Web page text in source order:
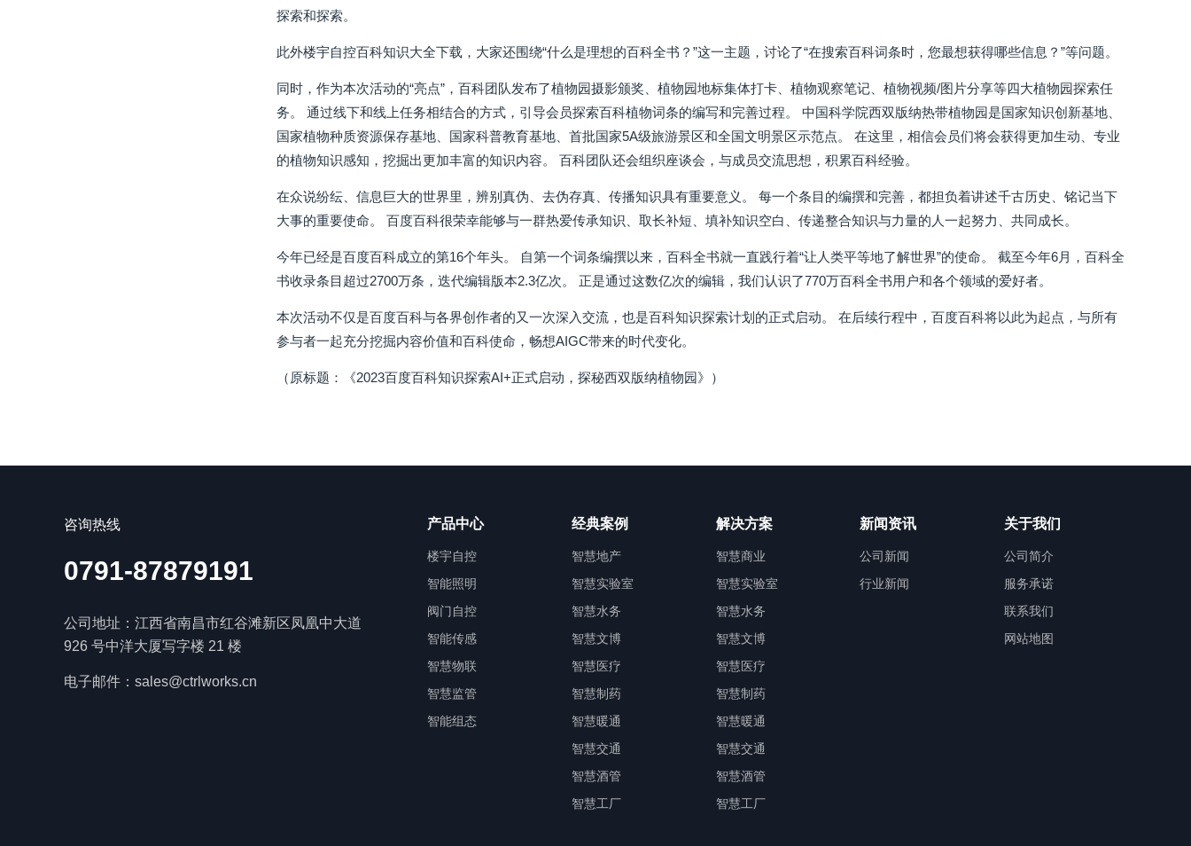
探索和探索。
此外楼宇自控百科知识大全下载，大家还围绕“什么是理想的百科全书？”这一主题，讨论了“在搜索百科词条时，您最想获得哪些信息？”等问题。
同时，作为本次活动的“亮点”，百科团队发布了植物园摄影颁奖、植物园地标集体打卡、植物观察笔记、植物视频/图片分享等四大植物园探索任
务。 通过线下和线上任务相结合的方式，引导会员探索百科植物词条的编写和完善过程。 中国科学院西双版纳热带植物园是国家知识创新基地、
国家植物种质资源保存基地、国家科普教育基地、首批国家5A级旅游景区和全国文明景区示范点。 在这里，相信会员们将会获得更加生动、专业
的植物知识感知，挖掘出更加丰富的知识内容。 百科团队还会组织座谈会，与成员交流思想，积累百科经验。
在众说纷纭、信息巨大的世界里，辨别真伪、去伪存真、传播知识具有重要意义。 每一个条目的编撰和完善，都担负着讲述千古历史、铭记当下
大事的重要使命。 百度百科很荣幸能够与一群热爱传承知识、取长补短、填补知识空白、传递整合知识与力量的人一起努力、共同成长。
今年已经是百度百科成立的第16个年头。 自第一个词条编撰以来，百科全书就一直践行着“让人类平等地了解世界”的使命。 截至今年6月，百科全
书收录条目超过2700万条，迭代编辑版本2.3亿次。 正是通过这数亿次的编辑，我们认识了770万百科全书用户和各个领域的爱好者。
本次活动不仅是百度百科与各界创作者的又一次深入交流，也是百科知识探索计划的正式启动。 在后续行程中，百度百科将以此为起点，与所有
参与者一起充分挖掘内容价值和百科使命，畅想AIGC带来的时代变化。
（原标题：《2023百度百科知识探索AI+正式启动，探秘西双版纳植物园》）
咨询热线
0791-87879191
公司地址：江西省南昌市红谷滩新区凤凰中大道
926 号中洋大厦写字楼 21 楼
电子邮件：sales@ctrlworks.cn
产品中心
楼宇自控
智能照明
阀门自控
智能传感
智慧物联
智慧监管
智能组态
经典案例
智慧地产
智慧实验室
智慧水务
智慧文博
智慧医疗
智慧制药
智慧暖通
智慧交通
智慧酒管
智慧工厂
解决方案
智慧商业
智慧实验室
智慧水务
智慧文博
智慧医疗
智慧制药
智慧暖通
智慧交通
智慧酒管
智慧工厂
新闻资讯
公司新闻
行业新闻
关于我们
公司简介
服务承诺
联系我们
网站地图